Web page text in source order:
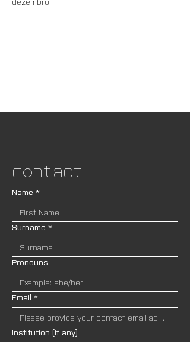
Contact
Name *
Surname *
Pronouns
Email *
Institution (if any)